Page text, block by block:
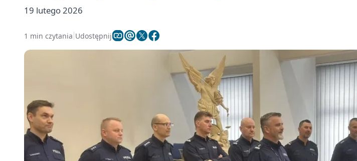
19 lutego 2026
1 min czytania Udostępnij